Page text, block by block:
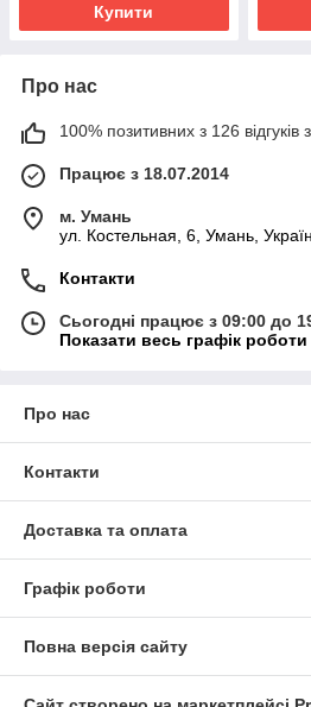
Купити
Про нас
100% позитивних з 126 відгуків
Працює з 18.07.2014
м. Умань
ул. Костельная, 6, Умань,
Контакти
Сьогодні працює з 09:00 до
Показати весь графік роботи
Про нас
Контакти
Доставка та оплата
Графік роботи
Повна версія сайту